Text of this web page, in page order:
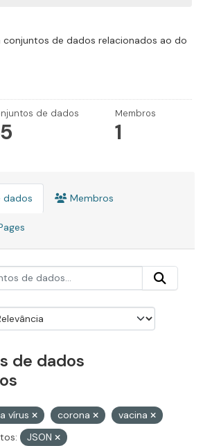
conjuntos de dados relacionados ao do
de dados Membros
1
dados Membros
de dados
vírus corona
vacina
JSON